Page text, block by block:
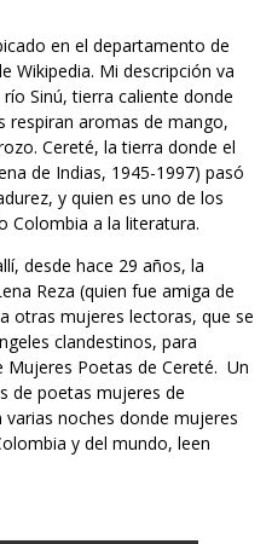
en el departamento de
Wikipedia. Mi descripción va
Sinú, tierra caliente donde
respiran aromas de mango,
Cereté, la tierra donde el
de Indias, 1945-1997) pasó
y quien es uno de los
Colombia a la literatura.
desde hace 29 años, la
Reza (quien fue amiga de
otras mujeres lectoras, que se
clandestinos, para
Mujeres Poetas de Cereté. Un
de poetas mujeres de
noches donde mujeres
y del mundo, leen